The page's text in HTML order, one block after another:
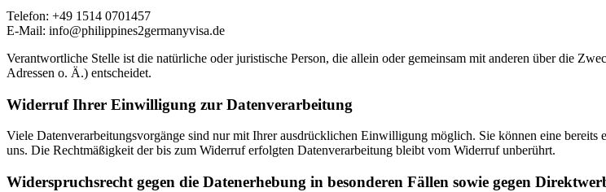
Telefon: +49 1514 0701457
E-Mail: info@philippines2germanyvisa.de
Verantwortliche Stelle ist die natürliche oder juristische Person, die allein oder gemeinsam mit anderen über die
Adressen o. Ä.) entscheidet.
Widerruf Ihrer Einwilligung zur Datenverarbeitung
Viele Datenverarbeitungsvorgänge sind nur mit Ihrer ausdrücklichen Einwilligung möglich. Sie können eine
uns. Die Rechtmäßigkeit der bis zum Widerruf erfolgten Datenverarbeitung bleibt vom Widerruf unberührt.
Widerspruchsrecht gegen die Datenerhebung in besonderen Fällen sowie gegen